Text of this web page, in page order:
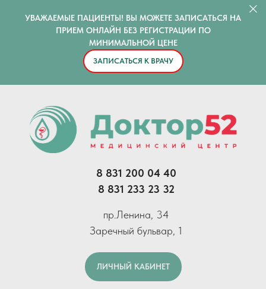
УВАЖАЕМЫЕ ПАЦИЕНТЫ! ВЫ МОЖЕТЕ ЗАПИСАТЬСЯ НА
ПРИЕМ ОНЛАЙН БЕЗ РЕГИСТРАЦИИ ПО
МИНИМАЛЬНОЙ ЦЕНЕ
ЗАПИСАТЬСЯ К ВРАЧУ
8 831 200 04 40
8 831 233 23 32
пр.Ленина, 34
Заречный бульвар, 1
ЛИЧНЫЙ КАБИНЕТ